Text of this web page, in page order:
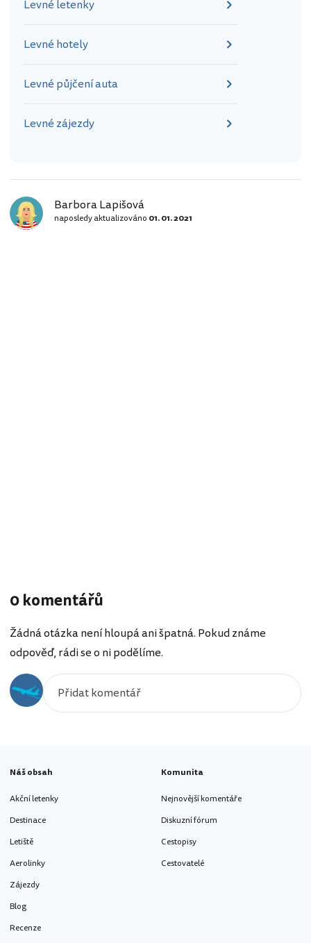
Levné letenky
Levné hotely
Levné půjčení auta
Levné zájezdy
Barbora Lapišová
naposledy aktualizováno 01. 01. 2021
0 komentářů
Žádná otázka není hloupá ani špatná. Pokud známe
odpověď, rádi se o ni podělíme.
Náš obsah
Akční letenky
Destinace
Letiště
Aerolinky
Zájezdy
Blog
Recenze
Komunita
Nejnovější komentáře
Diskuzní fórum
Cestopisy
Cestovatelé